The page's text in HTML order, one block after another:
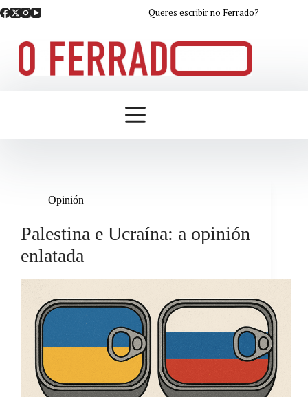
Saltar
ao
Queres escribir no Ferrado?
Opinión
Palestina e Ucraína: a opinión
enlatada